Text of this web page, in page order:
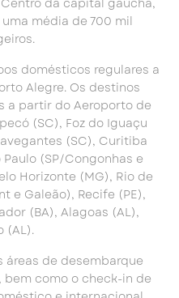
média de 700 mil
domésticos regulares a
Alegre. Os destinos
a partir do Aeroporto de
(SC), Foz do Iguaçu
(SC), Curitiba
Paulo (SP/Congonhas e
Horizonte (MG), Rio de
e Galeão), Recife (PE),
(BA), Alagoas (AL),
(AL).
áreas de desembarque
como o check-in de